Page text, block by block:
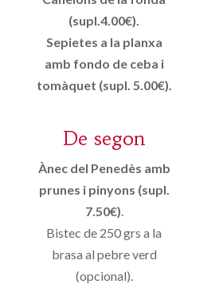
(supl.4.00€).
Sepietes a la planxa
amb fondo de ceba i
tomàquet (supl. 5.00€).
De segon
Ànec del Penedès amb
prunes i pinyons (supl.
7.50€).
Bistec de 250 grs a la
brasa al pebre verd
(opcional).